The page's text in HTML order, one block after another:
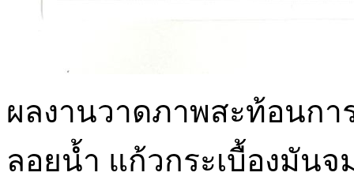
ผลงานวาดภาพสะท้อนกา
ลอยน้ำ แก้วกระเบื้องมัน